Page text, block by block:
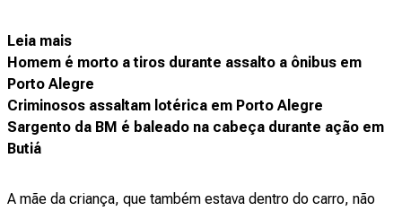
Leia mais
Homem é morto a tiros durante assalto a ônibus em
Porto Alegre
Criminosos assaltam lotérica em Porto Alegre
Sargento da BM é baleado na cabeça durante ação em
Butiá
A mãe da criança, que também estava dentro do carro, não